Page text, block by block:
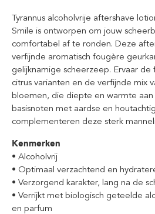
Tyrannus alcoholvrije aftershave
Smile is ontworpen om jouw
comfortabel af te ronden. Deze
verfijnde aromatisch fougère
gelijknamige scheerzeep. Ervaar de
citrus varianten en de verfijnde mix
bloemen, die diepte en warmte
basisnoten met aardse en
complementeren deze sterk
Kenmerken
• Alcoholvrij
• Optimaal verzachtend en
• Verzorgend karakter, lang na de
• Verrijkt met biologisch geteelde
en parfum